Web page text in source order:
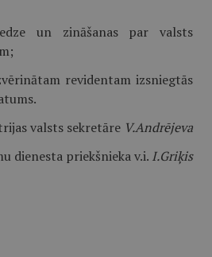
un zināšanas par valsts
revidentam izsniegtās
valsts sekretāre V.Andrējeva
dienesta priekšnieka v.i. I.Griķis